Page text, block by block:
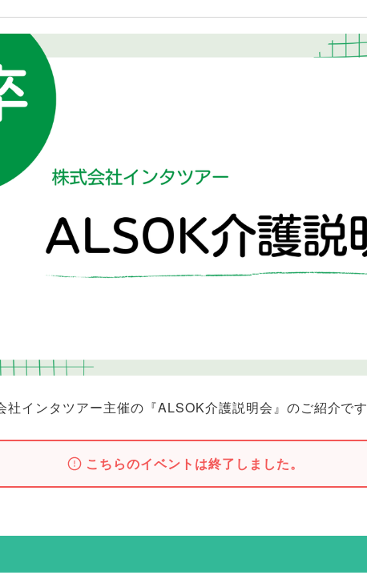
社インタツアー主催の『ALSOK介護説明会』のご紹介です
こちらのイベントは終了しました。